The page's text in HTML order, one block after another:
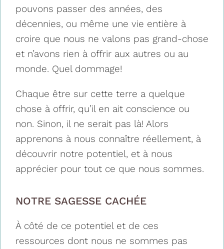
pouvons passer des années, des
décennies, ou même une vie entière à
croire que nous ne valons pas grand-chose
et n’avons rien à offrir aux autres ou au
monde. Quel dommage!
Chaque être sur cette terre a quelque
chose à offrir, qu’il en ait conscience ou
non. Sinon, il ne serait pas là! Alors
apprenons à nous connaître réellement, à
découvrir notre potentiel, et à nous
apprécier pour tout ce que nous sommes.
NOTRE SAGESSE CACHÉE
À côté de ce potentiel et de ces
ressources dont nous ne sommes pas